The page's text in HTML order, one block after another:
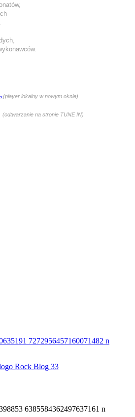
(player lokalny w nowym oknie)
(odtwarzanie na stronie TUNE IN)